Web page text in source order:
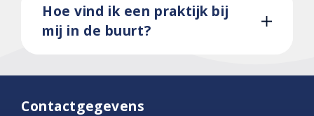
Hoe vind ik een praktijk bij
mij in de buurt?
Contactgegevens